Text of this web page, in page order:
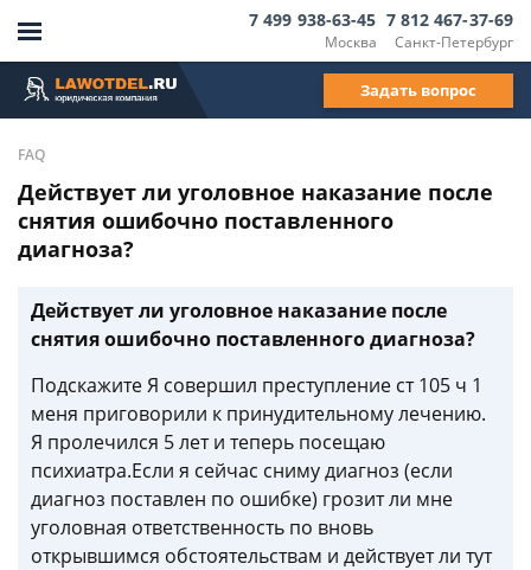
Москва
7 499 938-63-45
Санкт-Петербург
7 812 467-37-69
Задать вопрос
FAQ
Действует ли уголовное наказание после
снятия ошибочно поставленного
диагноза?
Действует ли уголовное наказание после
снятия ошибочно поставленного диагноза?
Подскажите Я совершил преступление ст 105 ч 1
меня приговорили к принудительному лечению.
Я пролечился 5 лет и теперь посещаю
психиатра.Если я сейчас сниму диагноз (если
диагноз поставлен по ошибке) грозит ли мне
уголовная ответственность по вновь
открывшимся обстоятельствам и действует ли тут